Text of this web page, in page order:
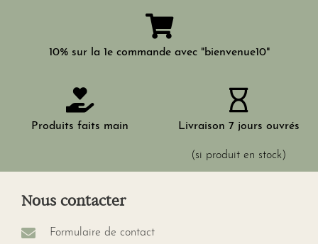
10% sur la 1e commande avec "bienvenue10"
Produits faits main Livraison 7 jours ouvrés
(si produit en stock)
Nous contacter
Formulaire de contact